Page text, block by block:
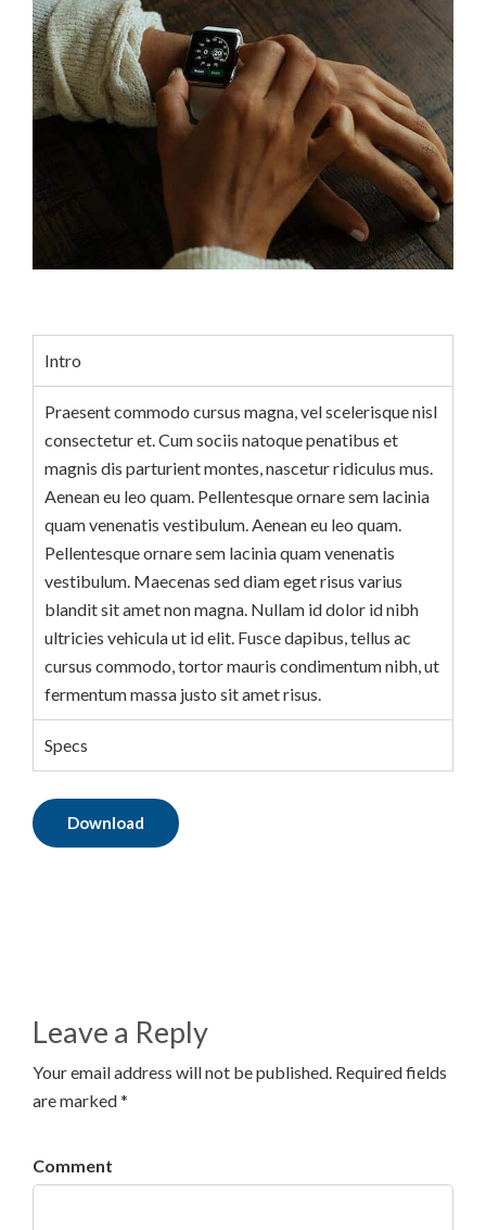
Intro
Praesent commodo cursus magna, vel scelerisque nisl
consectetur et. Cum sociis natoque penatibus et
magnis dis parturient montes, nascetur ridiculus mus.
Aenean eu leo quam. Pellentesque ornare sem lacinia
quam venenatis vestibulum. Aenean eu leo quam.
Pellentesque ornare sem lacinia quam venenatis
vestibulum. Maecenas sed diam eget risus varius
blandit sit amet non magna. Nullam id dolor id nibh
ultricies vehicula ut id elit. Fusce dapibus, tellus ac
cursus commodo, tortor mauris condimentum nibh, ut
fermentum massa justo sit amet risus.
Specs
Download
Leave a Reply
Your email address will not be published. Required fields
are marked *
Comment